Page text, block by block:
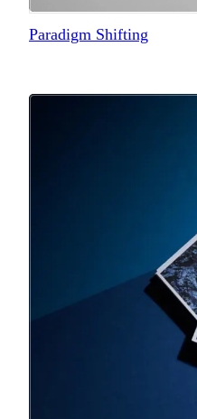
Paradigm Shifting